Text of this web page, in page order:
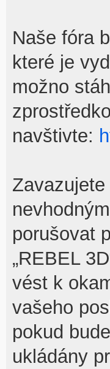
Naše fóra
které je
možno
navštivte:
porušovat
„REBEL
vést k
vašeho
pokud
ukládány